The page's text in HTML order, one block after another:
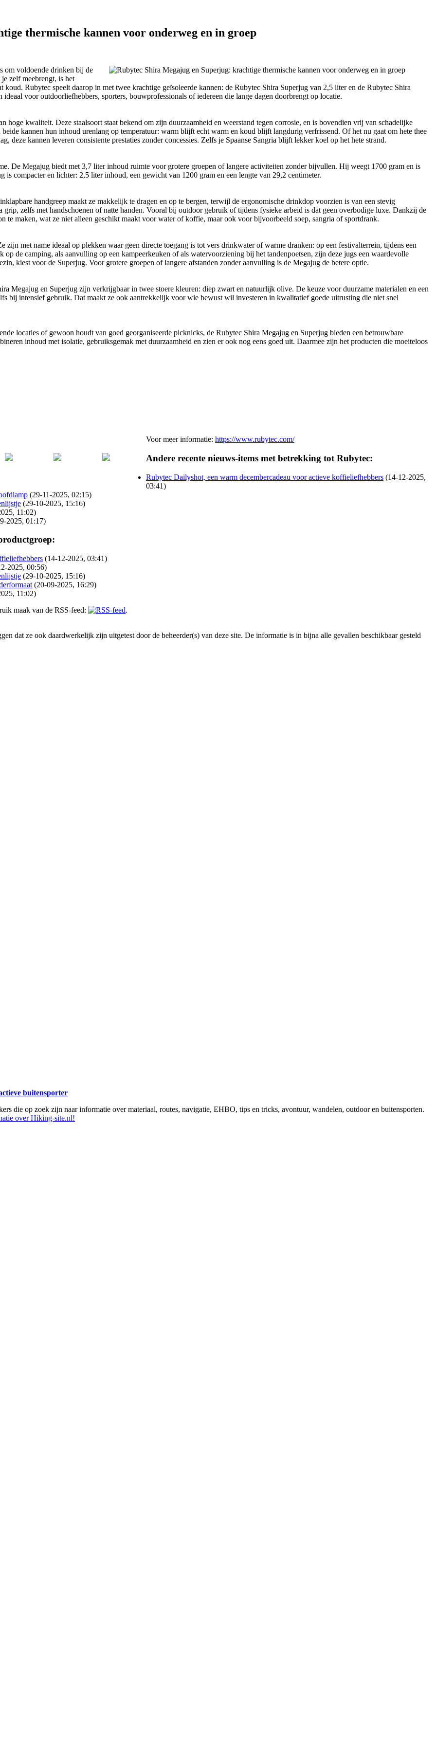
thermische kannen voor onderweg en in groep
om voldoende drinken bij de
zelf meebrengt, is het
Rubytec speelt daarop in met twee krachtige geïsoleerde kannen: de Rubytec Shira Superjug van 2,5 liter en de Rubytec Shira
voor outdoorliefhebbers, sporters, bouwprofessionals of iedereen die lange dagen doorbrengt op locatie.
hoge kwaliteit. Deze staalsoort staat bekend om zijn duurzaamheid en weerstand tegen corrosie, en is bovendien vrij van schadelijke
kannen hun inhoud urenlang op temperatuur: warm blijft echt warm en koud blijft langdurig verfrissend. Of het nu gaat om hete thee
deze kannen leveren consistente prestaties zonder concessies. Zelfs je Spaanse Sangria blijft lekker koel op het hete strand.
De Megajug biedt met 3,7 liter inhoud ruimte voor grotere groepen of langere activiteiten zonder bijvullen. Hij weegt 1700 gram en is
is compacter en lichter: 2,5 liter inhoud, een gewicht van 1200 gram en een lengte van 29,2 centimeter.
handgreep maakt ze makkelijk te dragen en op te bergen, terwijl de ergonomische drinkdop voorzien is van een stevig
zelfs met handschoenen of natte handen. Vooral bij outdoor gebruik of tijdens fysieke arbeid is dat geen overbodige luxe. Dankzij de
te maken, wat ze niet alleen geschikt maakt voor water of koffie, maar ook voor bijvoorbeeld soep, sangria of sportdrank.
zijn met name ideaal op plekken waar geen directe toegang is tot vers drinkwater of warme dranken: op een festivalterrein, tijdens een
de camping, als aanvulling op een kampeerkeuken of als watervoorziening bij het tandenpoetsen, zijn deze jugs een waardevolle
kiest voor de Superjug. Voor grotere groepen of langere afstanden zonder aanvulling is de Megajug de betere optie.
Megajug en Superjug zijn verkrijgbaar in twee stoere kleuren: diep zwart en natuurlijk olive. De keuze voor duurzame materialen en een
bij intensief gebruik. Dat maakt ze ook aantrekkelijk voor wie bewust wil investeren in kwalitatief goede uitrusting die niet snel
locaties of gewoon houdt van goed georganiseerde picknicks, de Rubytec Shira Megajug en Superjug bieden een betrouwbare
inhoud met isolatie, gebruiksgemak met duurzaamheid en zien er ook nog eens goed uit. Daarmee zijn het producten die moeiteloos
Voor meer informatie: https://www.rubytec.com/
Andere recente nieuws-items met betrekking tot Rubytec:
Rubytec Dailyshot, een warm decembercadeau voor actieve koffieliefhebbers (14-12-2025,
03:41)
(29-11-2025, 02:15)
(29-10-2025, 15:16)
11:02)
2025, 01:17)
(14-12-2025, 03:41)
2025, 00:56)
(29-10-2025, 15:16)
(20-09-2025, 16:29)
11:02)
maak van de RSS-feed:
.
dat ze ook daardwerkelijk zijn uitgetest door de beheerder(s) van deze site. De informatie is in bijna alle gevallen beschikbaar gesteld
buitensporter
die op zoek zijn naar informatie over materiaal, routes, navigatie, EHBO, tips en tricks, avontuur, wandelen, outdoor en buitensporten.
over Hiking-site.nl!